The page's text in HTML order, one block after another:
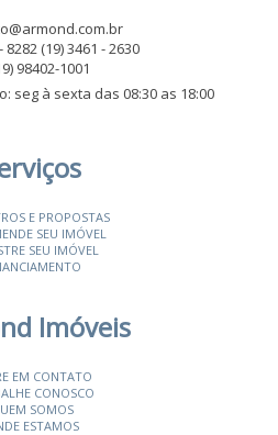
8282 (19) 3461 - 2630
98402-1001
seg à sexta das 08:30 as 18:00
E PROPOSTAS
SEU IMÓVEL
SEU IMÓVEL
Imóveis
EM CONTATO
CONOSCO
SOMOS
ESTAMOS